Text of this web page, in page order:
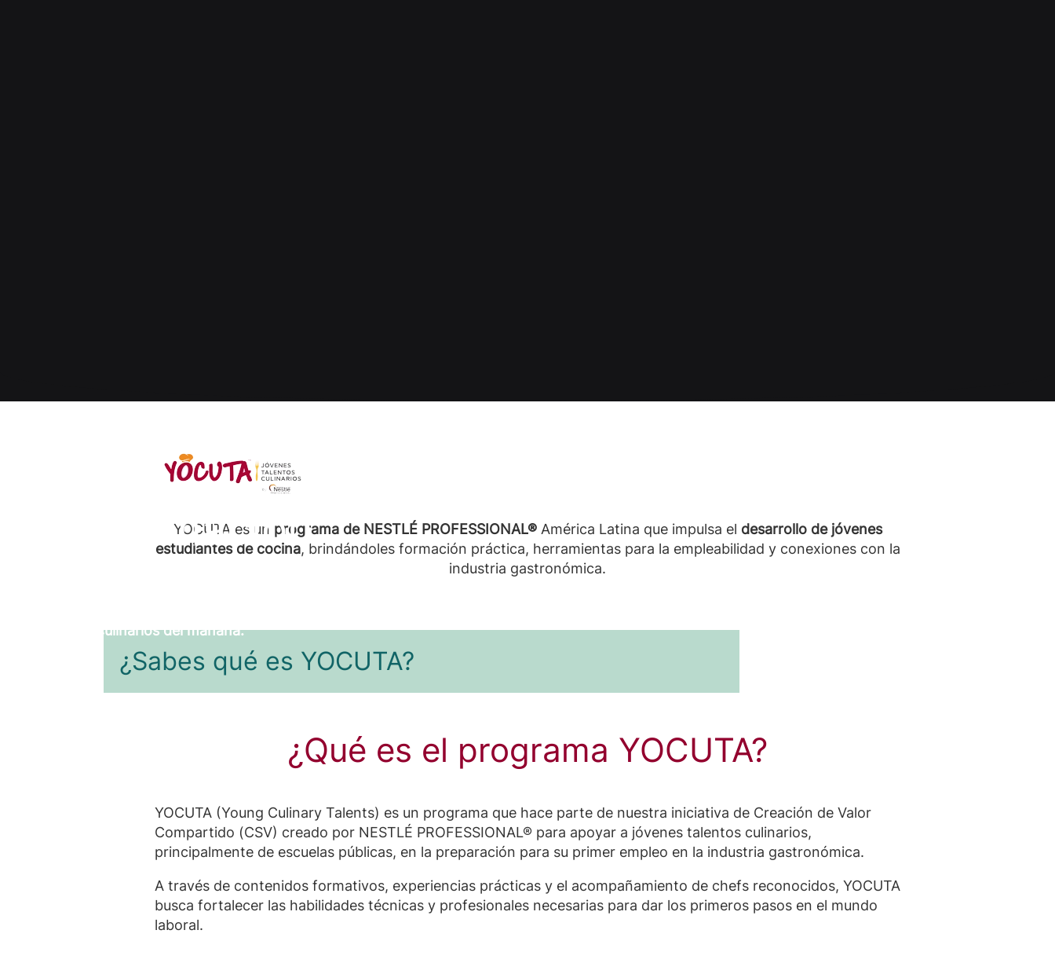
formación
los talentos culinarios del mañana.
YOCUTA es un programa de NESTLÉ PROFESSIONAL®América Latina que impulsa el desarrollo de jóvenes
estudiantes de cocina, brindándoles formación práctica, herramientas para la empleabilidad y conexiones con la
industria gastronómica.
¿Sabes qué es YOCUTA?
¿Qué es el programa YOCUTA?
YOCUTA (Young Culinary Talents) es un programa que hace parte de nuestra iniciativa de Creación de Valor
Compartido (CSV) creado por NESTLÉ PROFESSIONAL® para apoyar a jóvenes talentos culinarios,
principalmente de escuelas públicas, en la preparación para su primer empleo en la industria gastronómica.
A través de contenidos formativos, experiencias prácticas y el acompañamiento de chefs reconocidos, YOCUTA
busca fortalecer las habilidades técnicas y profesionales necesarias para dar los primeros pasos en el mundo
laboral.